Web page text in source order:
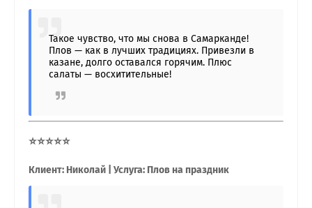
Такое чувство, что мы снова в Самарканде!
Плов — как в лучших традициях. Привезли в
казане, долго оставался горячим. Плюс
салаты — восхитительные!
⭐⭐⭐⭐⭐
Клиент: Николай | Услуга: Плов на праздник